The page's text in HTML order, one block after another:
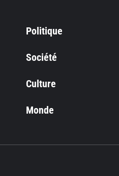
Politique
Société
Culture
Monde